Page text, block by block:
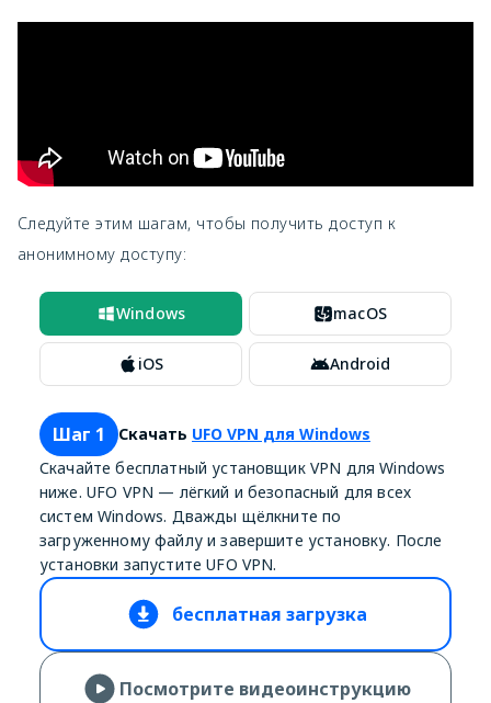
Следуйте этим шагам, чтобы получить доступ к
анонимному доступу:
Windows macOS
iOS Android
Шаг 1 Скачать UFO VPN для Windows
Скачайте бесплатный установщик VPN для Windows
ниже. UFO VPN — лёгкий и безопасный для всех
систем Windows. Дважды щёлкните по
загруженному файлу и завершите установку. После
установки запустите UFO VPN.
бесплатная загрузка
Посмотрите видеоинструкцию